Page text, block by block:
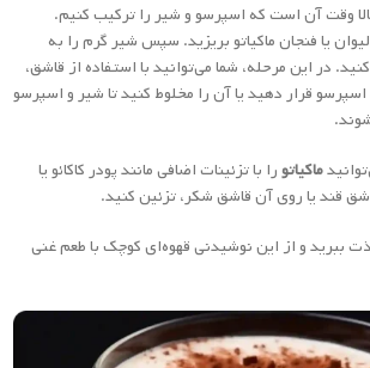
وقت آن است که اسپرسو و شیر را ترکیب کنیم.
یا فنجان ماکیاتو بریزید. سپس شیر گرم را به
در این مرحله، شما می‌توانید با استفاده از قاشق،
اسپرسو قرار دهید یا آن را مخلوط کنید تا شیر و اسپرسو
ماکیاتورا با تزئینات اضافی مانند پودر کاکائو یا
قند یا روی آن قاشق شکر، تزئین کنید.
ببرید و از این نوشیدنی قهوه‌ای کوچک با طعم غنی